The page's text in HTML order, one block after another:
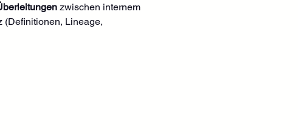
zwischen internem
(Definitionen, Lineage,